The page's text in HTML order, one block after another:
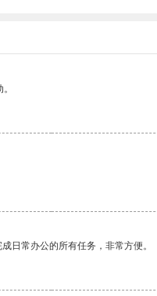
日常办公的所有任务，非常方便。